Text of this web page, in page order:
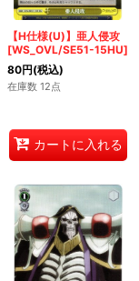
【H仕様(U)】亜人侵攻
[WS_OVL/SE51-15HU]
80円(税込)
在庫数 12点
カートに入れる